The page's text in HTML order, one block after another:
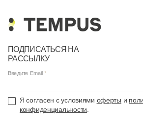
ПОДПИСАТЬСЯ НА
РАССЫЛКУ
Введите Email
Я согласен с условиями оферты и
конфиденциальности.